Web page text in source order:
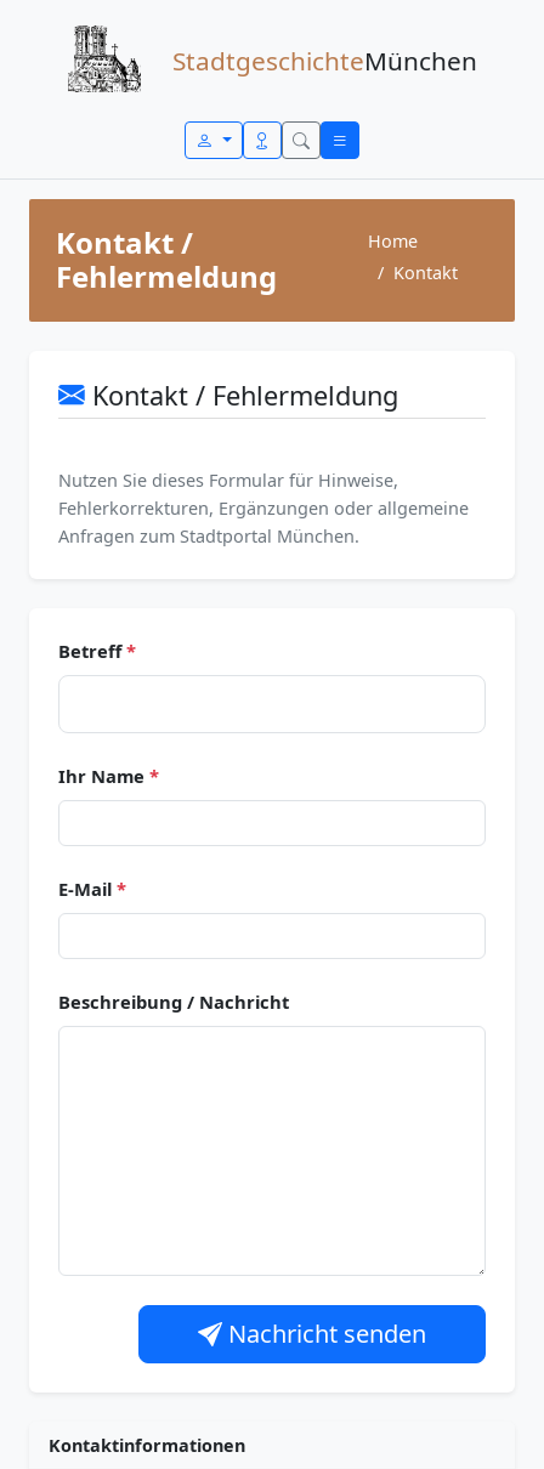
StadtgeschichteMünchen
Kontakt /
Fehlermeldung
Home
Kontakt
Kontakt / Fehlermeldung
Nutzen Sie dieses Formular für Hinweise,
Fehlerkorrekturen, Ergänzungen oder allgemeine
Anfragen zum Stadtportal München.
Betreff*
Ihr Name *
E-Mail *
Beschreibung / Nachricht
Nachricht senden
Kontaktinformationen